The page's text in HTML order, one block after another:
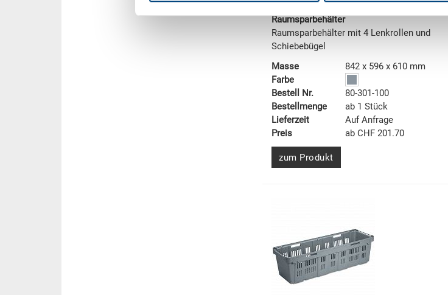
Raumsparbehälter
Raumsparbehälter mit 4 Lenkrollen und
Schiebebügel
Masse
842 x 596 x 610 mm
Farbe
Bestell Nr.
80-301-100
Bestellmenge
ab 1 Stück
Lieferzeit
Auf Anfrage
Preis
ab CHF 201.70
zum Produkt